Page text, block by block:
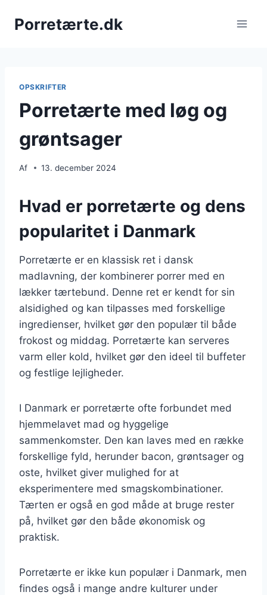
Porretærte.dk
OPSKRIFTER
Porretærte med løg og
grøntsager
Af 13. december 2024
Hvad er porretærte og dens
popularitet i Danmark
Porretærte er en klassisk ret i dansk
madlavning, der kombinerer porrer med en
lækker tærtebund. Denne ret er kendt for sin
alsidighed og kan tilpasses med forskellige
ingredienser, hvilket gør den populær til både
frokost og middag. Porretærte kan serveres
varm eller kold, hvilket gør den ideel til buffeter
og festlige lejligheder.
I Danmark er porretærte ofte forbundet med
hjemmelavet mad og hyggelige
sammenkomster. Den kan laves med en række
forskellige fyld, herunder bacon, grøntsager og
oste, hvilket giver mulighed for at
eksperimentere med smagskombinationer.
Tærten er også en god måde at bruge rester
på, hvilket gør den både økonomisk og
praktisk.
Porretærte er ikke kun populær i Danmark, men
findes også i mange andre kulturer under